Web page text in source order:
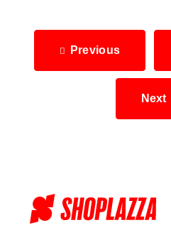
Previous
Next